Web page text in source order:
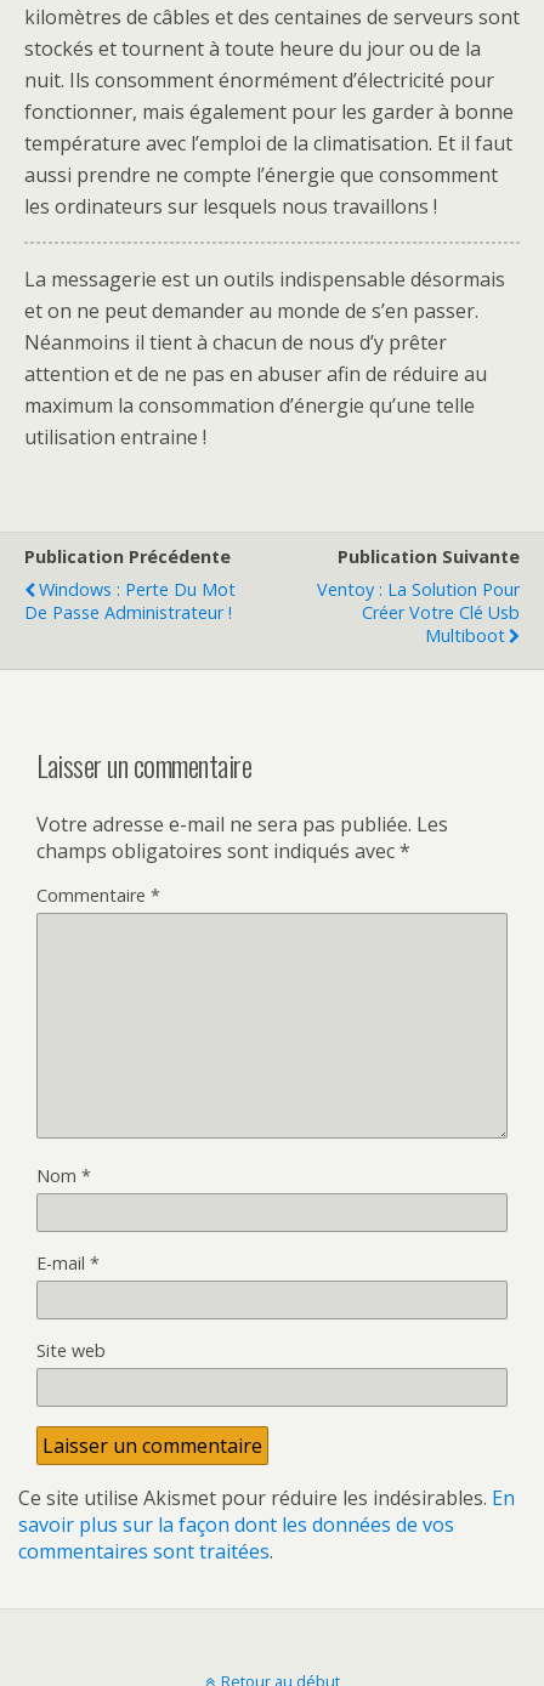
kilomètres de câbles et des centaines de serveurs sont
stockés et tournent à toute heure du jour ou de la
nuit. Ils consomment énormément d’électricité pour
fonctionner, mais également pour les garder à bonne
température avec l’emploi de la climatisation. Et il faut
aussi prendre ne compte l’énergie que consomment
les ordinateurs sur lesquels nous travaillons !
La messagerie est un outils indispensable désormais
et on ne peut demander au monde de s’en passer.
Néanmoins il tient à chacun de nous d’y prêter
attention et de ne pas en abuser afin de réduire au
maximum la consommation d’énergie qu’une telle
utilisation entraine !
Publication Précédente
Windows : Perte Du Mot
De Passe Administrateur !
Publication Suivante
Ventoy : La Solution Pour
Créer Votre Clé Usb
Multiboot
Laisser un commentaire
Votre adresse e-mail ne sera pas publiée. Les
champs obligatoires sont indiqués avec*
Commentaire *
Nom *
E-mail *
Site web
Ce site utilise Akismet pour réduire les indésirables. En
savoir plus sur la façon dont les données de vos
commentaires sont traitées.
Retour au début